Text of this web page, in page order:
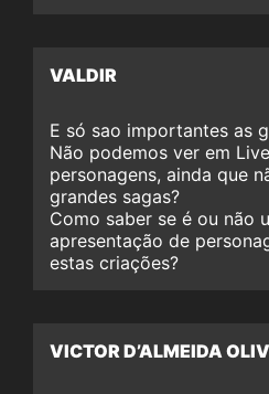
VALDIR
E só sao importantes as
Não podemos ver em
personagens, ainda que
grandes sagas?
Como saber se é ou não
apresentação de
estas criações?
VICTOR D’ALMEIDA